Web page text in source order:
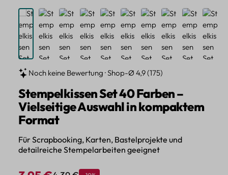
Noch keine Bewertung · Shop-Ø 4,9 (175)
Stempelkissen Set 40 Farben –
Vielseitige Auswahl in kompaktem
Format
Für Scrapbooking, Karten, Bastelprojekte und
detailreiche Stempelarbeiten geeignet